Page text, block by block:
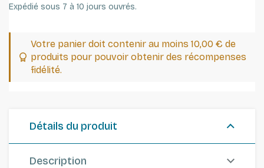
Expédié sous 7 à 10 jours ouvrés.
Votre panier doit contenir au moins 10,00 € de
produits pour pouvoir obtenir des récompenses
fidélité.
Détails du produit
Description